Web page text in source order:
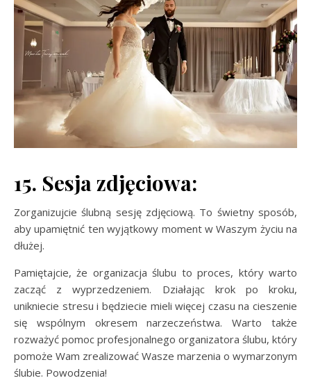
15. Sesja zdjęciowa:
Zorganizujcie ślubną sesję zdjęciową. To świetny sposób,
aby upamiętnić ten wyjątkowy moment w Waszym życiu na
dłużej.
Pamiętajcie, że organizacja ślubu to proces, który warto
zacząć z wyprzedzeniem. Działając krok po kroku,
unikniecie stresu i będziecie mieli więcej czasu na cieszenie
się wspólnym okresem narzeczeństwa. Warto także
rozważyć pomoc profesjonalnego organizatora ślubu, który
pomoże Wam zrealizować Wasze marzenia o wymarzonym
ślubie. Powodzenia!